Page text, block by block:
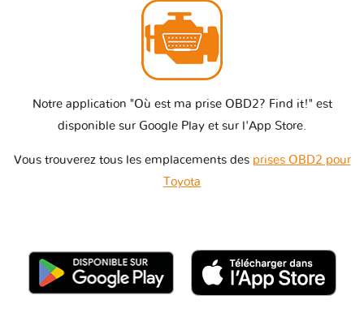
Notre application "Où est ma prise OBD2? Find it!" est
disponible sur Google Play et sur l'App Store.
Vous trouverez tous les emplacements des prises OBD2 pour
Toyota